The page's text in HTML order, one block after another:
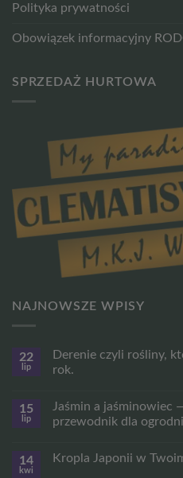
Polityka prywatności
Obowiązek informacyjny
SPRZEDAŻ HURTOWA
NAJNOWSZE WPISY
22
lip
Derenie czyli rośliny,
rok.
do
czyli
zdobią
15
lip
Jaśmin a jaśminowiec
przewodnik dla
do
14
kwi
Kropla Japonii w